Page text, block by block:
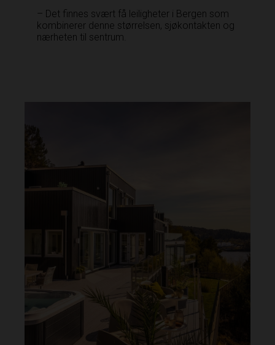
– Det finnes svært få leiligheter i Bergen som
kombinerer denne størrelsen, sjøkontakten og
nærheten til sentrum.